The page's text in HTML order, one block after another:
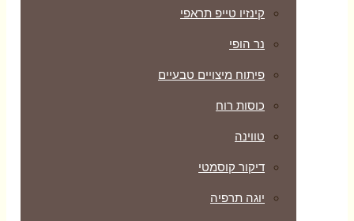
קינזיו טייפ תראפי
נר הופי
פיתוח מיצויים טבעיים
כוסות רוח
טווינה
דיקור קוסמטי
יוגה תרפיה